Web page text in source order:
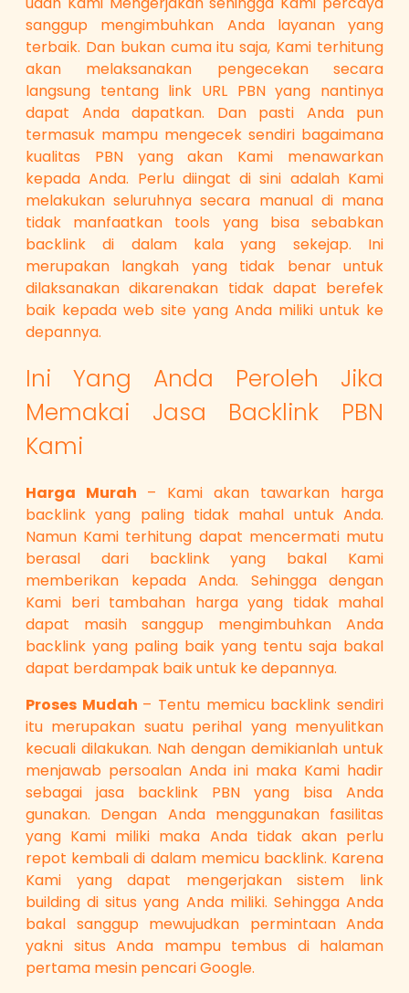
sanggup mengimbuhkan Anda layanan yang
terbaik. Dan bukan cuma itu saja, Kami terhitung
akan melaksanakan pengecekan secara
langsung tentang link URL PBN yang nantinya
dapat Anda dapatkan. Dan pasti Anda pun
termasuk mampu mengecek sendiri bagaimana
kualitas PBN yang akan Kami menawarkan
kepada Anda. Perlu diingat di sini adalah Kami
melakukan seluruhnya secara manual di mana
tidak manfaatkan tools yang bisa sebabkan
backlink di dalam kala yang sekejap. Ini
merupakan langkah yang tidak benar untuk
dilaksanakan dikarenakan tidak dapat berefek
baik kepada web site yang Anda miliki untuk ke
depannya.
Ini Yang Anda Peroleh Jika
Memakai Jasa Backlink PBN
Kami
Harga Murah – Kami akan tawarkan harga
backlink yang paling tidak mahal untuk Anda.
Namun Kami terhitung dapat mencermati mutu
berasal dari backlink yang bakal Kami
memberikan kepada Anda. Sehingga dengan
Kami beri tambahan harga yang tidak mahal
dapat masih sanggup mengimbuhkan Anda
backlink yang paling baik yang tentu saja bakal
dapat berdampak baik untuk ke depannya.
Proses Mudah – Tentu memicu backlink sendiri
itu merupakan suatu perihal yang menyulitkan
kecuali dilakukan. Nah dengan demikianlah untuk
menjawab persoalan Anda ini maka Kami hadir
sebagai jasa backlink PBN yang bisa Anda
gunakan. Dengan Anda menggunakan fasilitas
yang Kami miliki maka Anda tidak akan perlu
repot kembali di dalam memicu backlink. Karena
Kami yang dapat mengerjakan sistem link
building di situs yang Anda miliki. Sehingga Anda
bakal sanggup mewujudkan permintaan Anda
yakni situs Anda mampu tembus di halaman
pertama mesin pencari Google.